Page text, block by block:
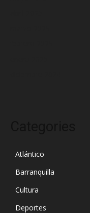
Atlántico
Barranquilla
Cultura
Deportes